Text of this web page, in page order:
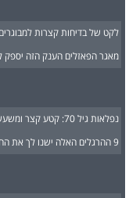
לקט של בדיחות קצרות
מאגר הפאזלים הענק הזה
נפלאות גיל 70: קטע קצר ומשעשע שמוכיח שלכל גיל יש יתרונות!
9 ההרגלים האלה ישנו לך את החיים - טיפ מספר 5 מומלץ בחום!